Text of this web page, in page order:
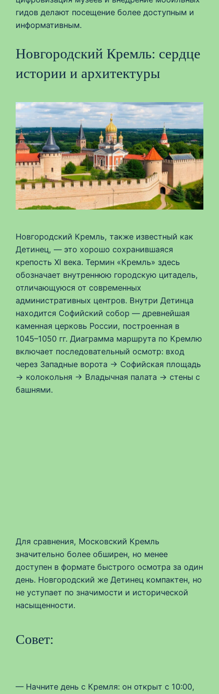
гидов делают посещение более доступным и
информативным.
Новгородский Кремль: сердце
истории и архитектуры
Новгородский Кремль, также известный как
Детинец, — это хорошо сохранившаяся
крепость XI века. Термин «Кремль» здесь
обозначает внутреннюю городскую цитадель,
отличающуюся от современных
административных центров. Внутри Детинца
находится Софийский собор — древнейшая
каменная церковь России, построенная в
1045–1050 гг. Диаграмма маршрута по Кремлю
включает последовательный осмотр: вход
через Западные ворота → Софийская площадь
→ колокольня → Владычная палата → стены с
башнями.
Для сравнения, Московский Кремль
значительно более обширен, но менее
доступен в формате быстрого осмотра за один
день. Новгородский же Детинец компактен, но
не уступает по значимости и исторической
насыщенности.
Совет:
— Начните день с Кремля: он открыт с 10:00,